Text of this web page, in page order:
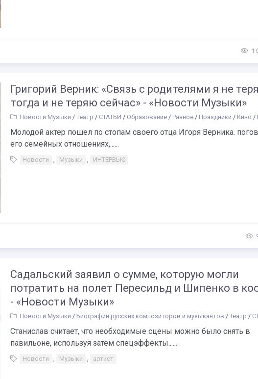
1
Григорий Верник: «Связь с родителями я не
тогда и не теряю сейчас» - «Новости Музыки»
Новости Музыки / Театр / СТАТЬИ / Образование / Разное / Праздники / Кино /
Молодой актер пошел по стопам своего отца Игоря Верника.
его семейных отношениях,......
Новости , Музыки , ИНТЕРВЬЮ
Садальский заявил о сумме, которую могли
потратить на полет Пересильд и Шипенко в
- «Новости Музыки»
Новости Музыки / Биографии русских композиторов и музыкантов / Театр /
Станислав считает, что необходимые сцены можно было снять в
павильоне, используя затем спецэффекты......
Новости , Музыки , артист